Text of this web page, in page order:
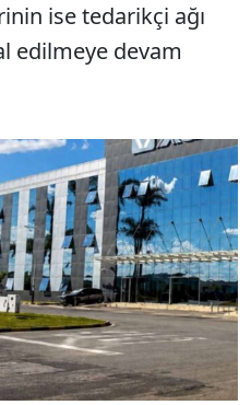
ise tedarikçi ağı
edilmeye devam